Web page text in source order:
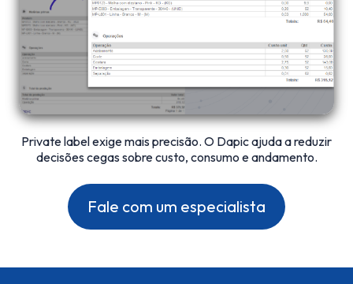
Private label exige mais precisão. O Dapic ajuda a reduzir
decisões cegas sobre custo, consumo e andamento.
Fale com um especialista